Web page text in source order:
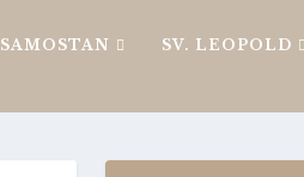
SAMOSTAN SV. LEOPOLD